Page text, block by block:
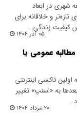
شهری در ابعاد
تازه‌تر و خلاقانه برای
کیفیت زندگی…
۰۵ آذر ۱۴۰۴
عمومی یا
اوایل دهه ۹۰ که اولین تاکسی‌‌ اینترنتی
به «اسنپ» تغییر
۲۰ مرداد ۱۴۰۴